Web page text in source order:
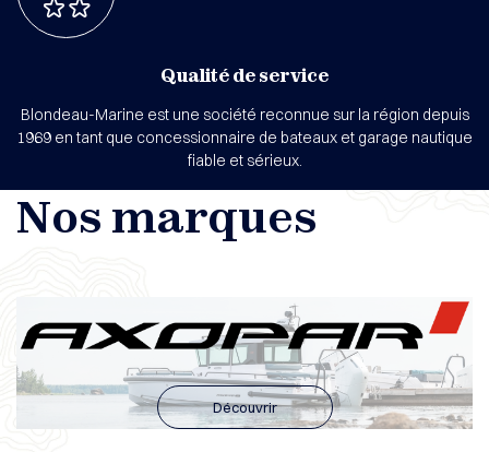
Qualité de service
Blondeau-Marine est une société reconnue sur la région depuis
1969 en tant que concessionnaire de bateaux et garage nautique
fiable et sérieux.
Nos marques
Découvrir